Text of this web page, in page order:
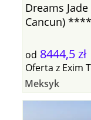
Dreams
Cancun)
od 8444,5 zł
Oferta z Exim
Meksyk